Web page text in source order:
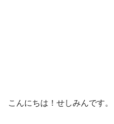
こんにちは！せしみんです。